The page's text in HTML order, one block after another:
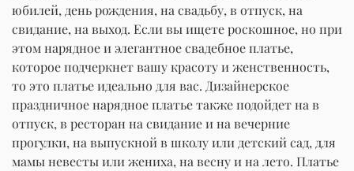
юбилей, день рождения, на свадьбу, в отпуск, на
свидание, на выход. Если вы ищете роскошное, но при
этом нарядное и элегантное свадебное платье,
которое подчеркнет вашу красоту и женственность,
то это платье идеально для вас. Дизайнерское
праздничное нарядное платье также подойдет на в
отпуск, в ресторан на свидание и на вечерние
прогулки, на выпускной в школу или детский сад, для
мамы невесты или жениха, на весну и на лето. Платье